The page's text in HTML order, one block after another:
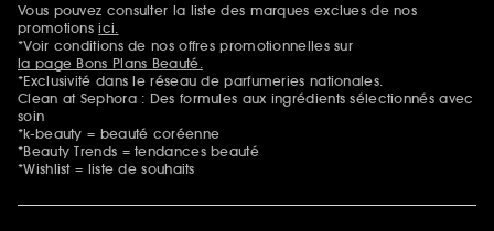
Mentions additionnelles
Vous pouvez consulter la liste des marques exclues de nos
promotionsici.
*Voir conditions de nos offres promotionnelles sur
la page Bons Plans Beauté.
*Exclusivité dans le réseau de parfumeries nationales.
Clean at Sephora : Des formules aux ingrédients sélectionnés avec
soin
*k-beauty = beauté coréenne
*Beauty Trends = tendances beauté
*Wishlist = liste de souhaits